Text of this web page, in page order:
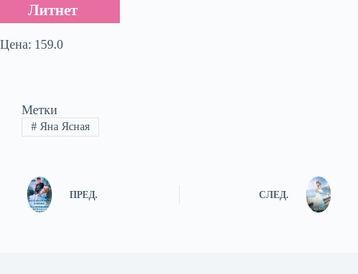
Литнет
Цена: 159.0
Метки
#Яна Ясная
ПРЕД. СЛЕД.